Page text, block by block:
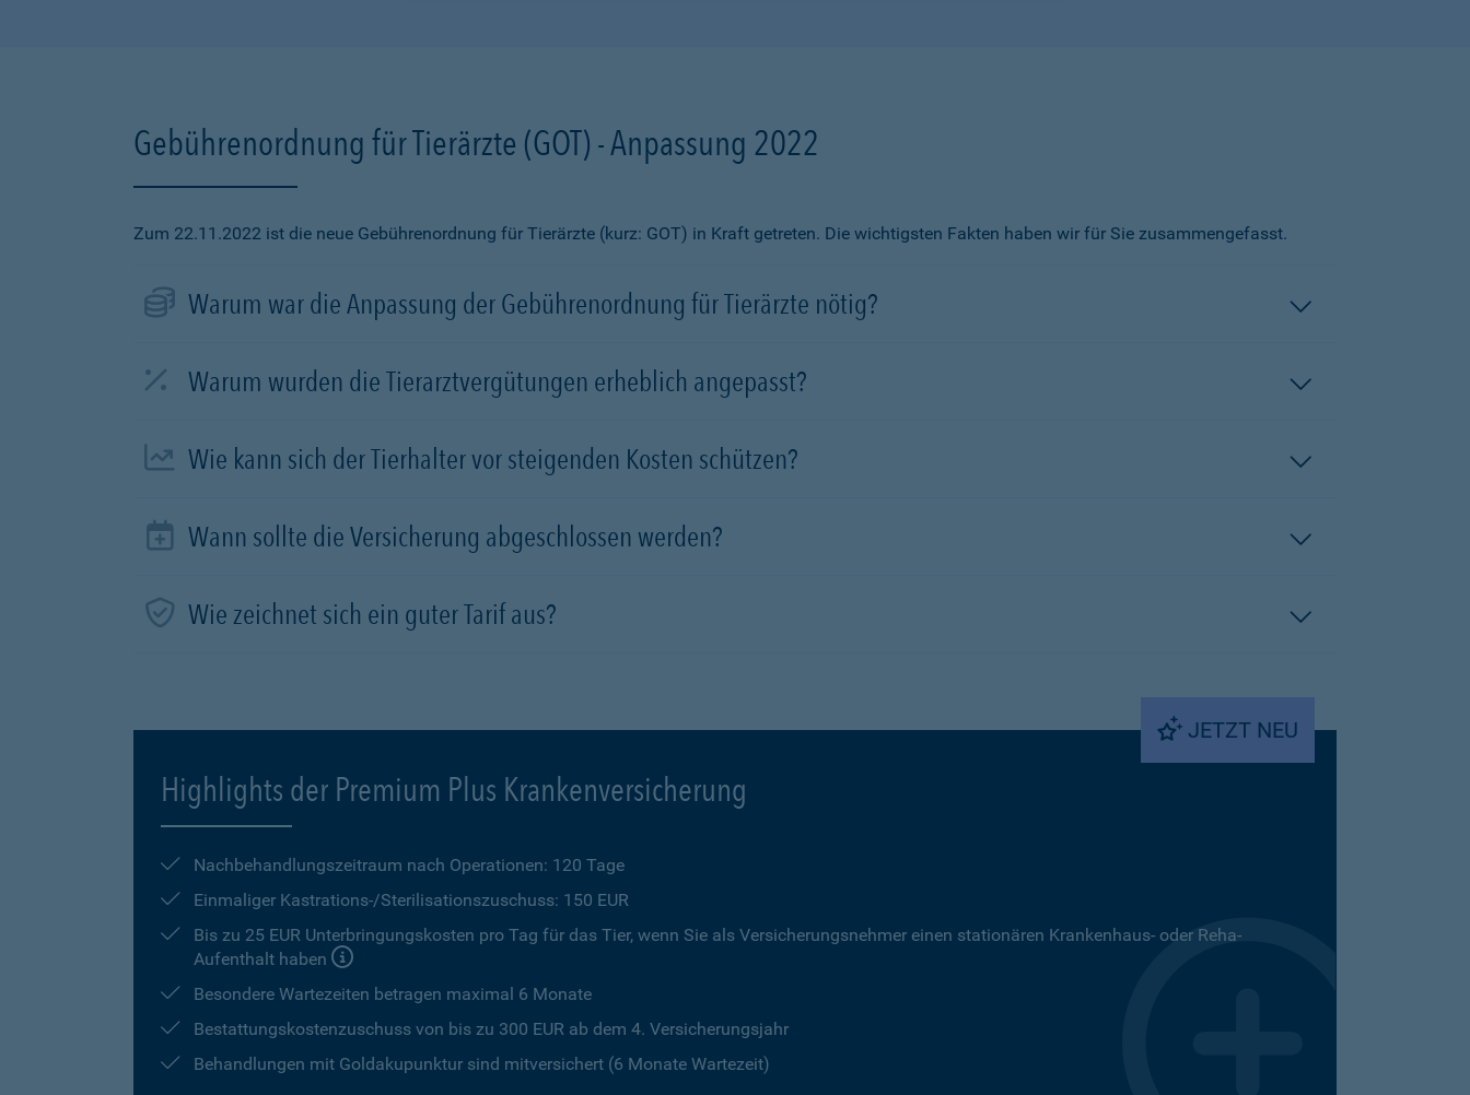
Gebührenordnung für Tierärzte (GOT) - Anpassung 2022
Zum 22.11.2022 ist die neue Gebührenordnung für Tierärzte (kurz: GOT) in Kraft getreten. Die wichtigsten Fakten haben wir für Sie zusammengefasst.
Warum war die Anpassung der Gebührenordnung für Tierärzte nötig?
Warum wurden die Tierarztvergütungen erheblich angepasst?
Wie kann sich der Tierhalter vor steigenden Kosten schützen?
Wann sollte die Versicherung abgeschlossen werden?
Wie zeichnet sich ein guter Tarif aus?
JETZT NEU
Highlights der Premium Plus Krankenversicherung
Nachbehandlungszeitraum nach Operationen: 120 Tage
Einmaliger Kastrations-/Sterilisationszuschuss: 150 EUR
Bis zu 25 EUR Unterbringungskosten pro Tag für das Tier, wenn Sie als Versicherungsnehmer einen stationären Krankenhaus- oder Reha-
Aufenthalt haben
Besondere Wartezeiten betragen maximal 6 Monate
Bestattungskostenzuschuss von bis zu 300 EUR ab dem 4. Versicherungsjahr
Behandlungen mit Goldakupunktur sind mitversichert (6 Monate Wartezeit)